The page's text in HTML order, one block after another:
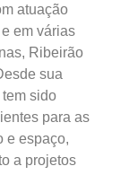
atuação
em várias
Ribeirão
sua
sido
para as
e espaço,
a projetos